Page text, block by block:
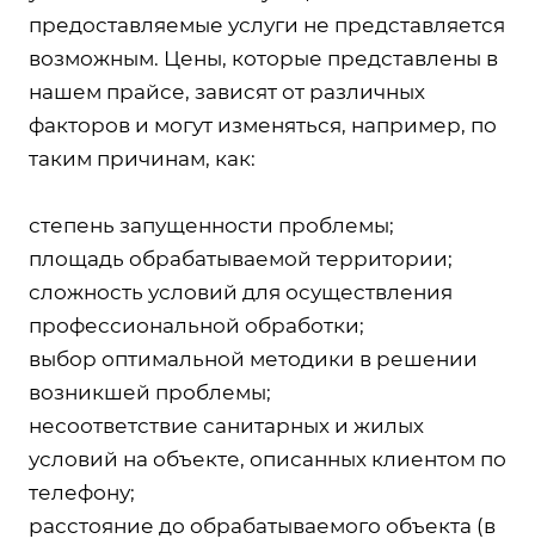
предоставляемые услуги не представляется
возможным. Цены, которые представлены в
нашем прайсе, зависят от различных
факторов и могут изменяться, например, по
таким причинам, как:
степень запущенности проблемы;
площадь обрабатываемой территории;
сложность условий для осуществления
профессиональной обработки;
выбор оптимальной методики в решении
возникшей проблемы;
несоответствие санитарных и жилых
условий на объекте, описанных клиентом по
телефону;
расстояние до обрабатываемого объекта (в